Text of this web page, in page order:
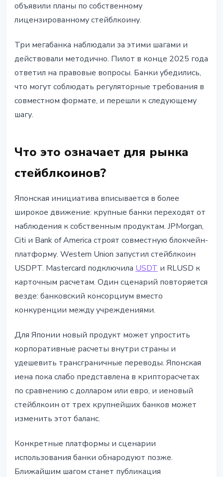
объявили планы по собственному
лицензированному стейблкоину.
Три мегабанка наблюдали за этими шагами и
действовали методично. Пилот в конце 2025 года
ответил на правовые вопросы. Банки убедились,
что могут соблюдать регуляторные требования в
совместном формате, и перешли к следующему
шагу.
Что это означает для рынка
стейблкоинов?
Японская инициатива вписывается в более
широкое движение: крупные банки переходят от
наблюдения к собственным продуктам. JPMorgan,
Citi и Bank of America строят совместную блокчейн-
платформу. Western Union запустил стейблкоин
USDPT. Mastercard подключила USDT и RLUSD к
карточным расчетам. Один сценарий повторяется
везде: банковский консорциум вместо
конкуренции между учреждениями.
Для Японии новый продукт может упростить
корпоративные расчеты внутри страны и
удешевить трансграничные переводы. Японская
иена пока слабо представлена в крипторасчетах
по сравнению с долларом или евро, и иеновый
стейблкоин от трех крупнейших банков может
изменить этот баланс.
Конкретные платформы и сценарии
использования банки обнародуют позже.
Ближайшим шагом станет публикация